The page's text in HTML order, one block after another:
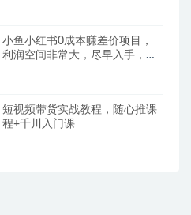
小鱼小红书0成本赚差价项目，
利润空间非常大，尽早入手，多
短视频带货实战教程，随心推课
程+千川入门课